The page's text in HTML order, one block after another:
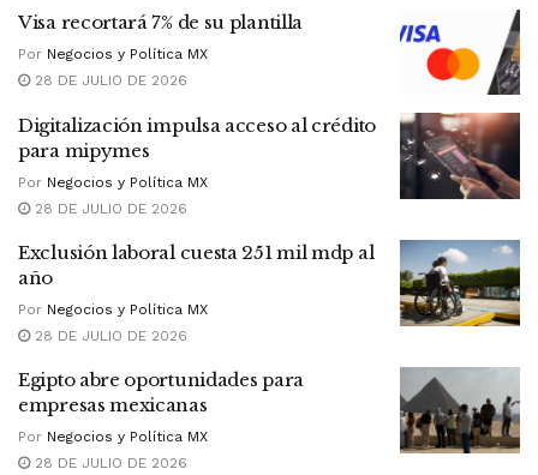
Visa recortará 7% de su plantilla
Por Negocios y Política MX
28 DE JULIO DE 2026
Digitalización impulsa acceso al crédito
para mipymes
Por Negocios y Política MX
28 DE JULIO DE 2026
Exclusión laboral cuesta 251 mil mdp al
año
Por Negocios y Política MX
28 DE JULIO DE 2026
Egipto abre oportunidades para
empresas mexicanas
Por Negocios y Política MX
28 DE JULIO DE 2026